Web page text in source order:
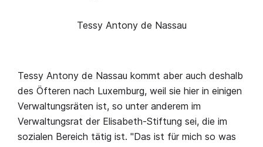
Tessy Antony de Nassau
Tessy Antony de Nassau kommt aber auch deshalb
des Öfteren nach Luxemburg, weil sie hier in einigen
Verwaltungsräten ist, so unter anderem im
Verwaltungsrat der Elisabeth-Stiftung sei, die im
sozialen Bereich tätig ist. "Das ist für mich so was